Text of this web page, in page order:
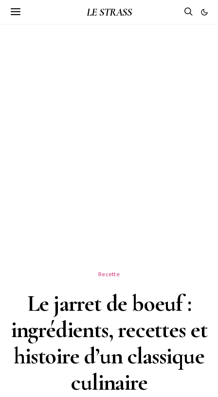
LE STRASS
Recette
Le jarret de boeuf :
ingrédients, recettes et
histoire d’un classique
culinaire